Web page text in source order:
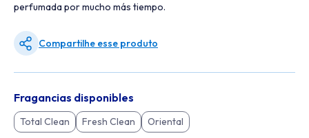
perfumada por mucho más tiempo.
Compartilhe esse produto
Fragancias disponibles
Total Clean Fresh Clean Oriental